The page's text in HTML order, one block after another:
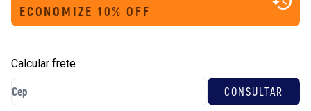
ECONOMIZE 10% OFF
Calcular frete